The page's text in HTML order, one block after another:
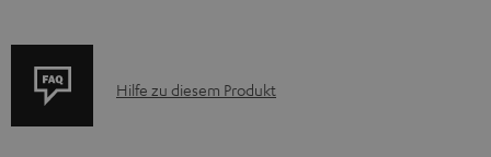
e
P
Hilfe zu diesem Produkt